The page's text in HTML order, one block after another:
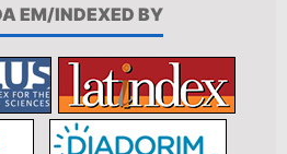
EM/INDEXED BY